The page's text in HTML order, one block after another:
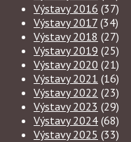
Výstavy 2016 (37)
Výstavy 2017 (34)
Výstavy 2018 (27)
Výstavy 2019 (25)
Výstavy 2020 (21)
Výstavy 2021 (16)
Výstavy 2022 (23)
Výstavy 2023 (29)
Výstavy 2024 (68)
Výstavy 2025 (33)